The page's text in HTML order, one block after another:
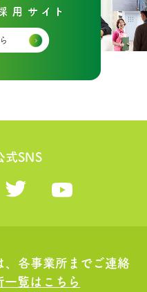
式SNS
、各事業所までご連絡
一覧はこちら